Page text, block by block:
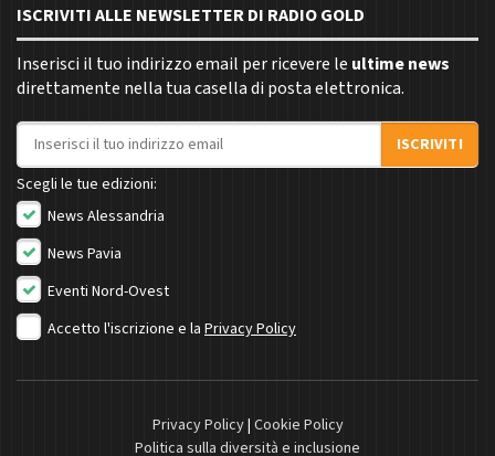
ISCRIVITI ALLE NEWSLETTER DI RADIO GOLD
Inserisci il tuo indirizzo email per ricevere le ultime news
direttamente nella tua casella di posta elettronica.
Indirizzo email
ISCRIVITI
Scegli le tue edizioni:
News Alessandria
News Pavia
Eventi Nord-Ovest
Accetto l'iscrizione e la Privacy Policy
Privacy Policy| Cookie Policy
Politica sulla diversità e inclusione